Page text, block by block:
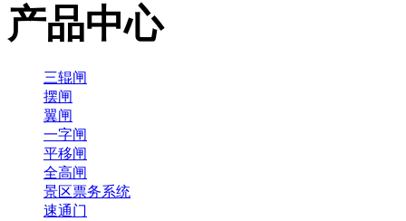
产品中心
三辊闸
摆闸
翼闸
一字闸
平移闸
全高闸
景区票务系统
速通门